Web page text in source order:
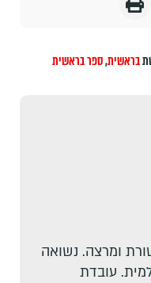
בראשית,ספר בראשית
ומרצה. נשואה
עובדת